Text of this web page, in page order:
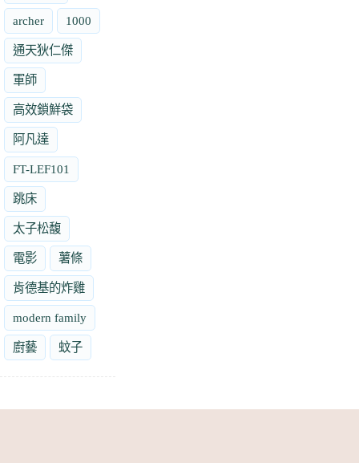
archer 1000
通天狄仁傑
軍師
高效鎖鮮袋
阿凡達
FT-LEF101
跳床
太子松馥
電影 薯條
肯德基的炸雞
modern family
廚藝 蚊子